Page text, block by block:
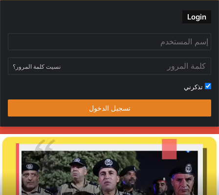
Login
نسيت كلمة المرور؟
تذكرني
تسجيل الدخول
الداخلية